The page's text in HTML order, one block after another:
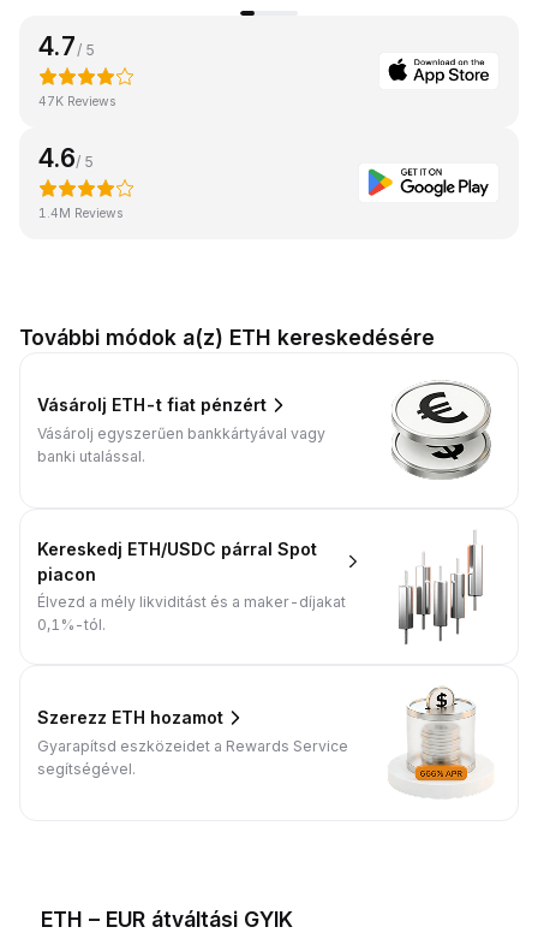
4.7 / 5
47K Reviews
4.6/ 5
1.4M Reviews
További módok a(z) ETH kereskedésére
Vásárolj ETH-t fiat pénzért
Vásárolj egyszerűen bankkártyával vagy
banki utalással.
Kereskedj ETH/USDC párral Spot
piacon
Élvezd a mély likviditást és a maker-díjakat
0,1%-tól.
Szerezz ETH hozamot
Gyarapítsd eszközeidet a Rewards Service
segítségével.
ETH – EUR átváltási GYIK